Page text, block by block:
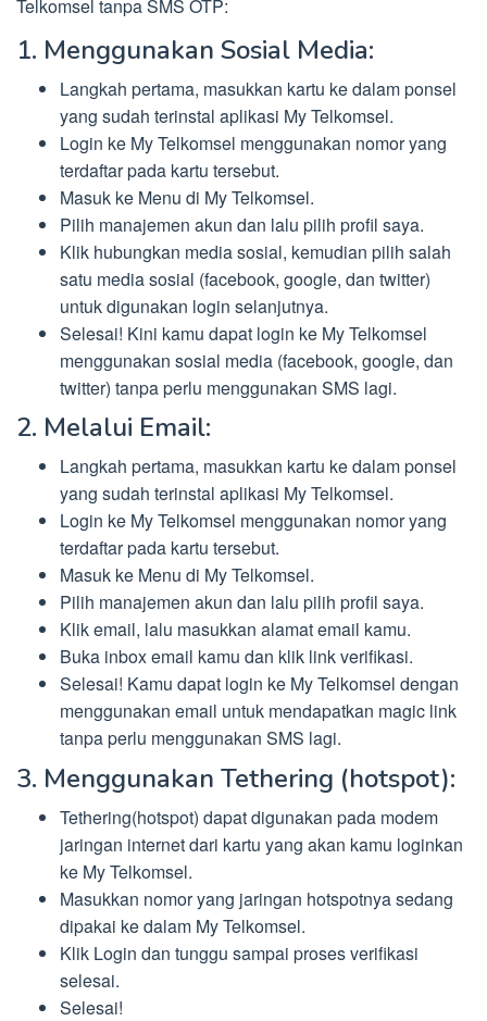
Telkomsel tanpa SMS OTP:
1. Menggunakan Sosial Media:
Langkah pertama, masukkan kartu ke dalam ponsel
yang sudah terinstal aplikasi My Telkomsel.
Login ke My Telkomsel menggunakan nomor yang
terdaftar pada kartu tersebut.
Masuk ke Menu di My Telkomsel.
Pilih manajemen akun dan lalu pilih profil saya.
Klik hubungkan media sosial, kemudian pilih salah
satu media sosial (facebook, google, dan twitter)
untuk digunakan login selanjutnya.
Selesai! Kini kamu dapat login ke My Telkomsel
menggunakan sosial media (facebook, google, dan
twitter) tanpa perlu menggunakan SMS lagi.
2. Melalui Email:
Langkah pertama, masukkan kartu ke dalam ponsel
yang sudah terinstal aplikasi My Telkomsel.
Login ke My Telkomsel menggunakan nomor yang
terdaftar pada kartu tersebut.
Masuk ke Menu di My Telkomsel.
Pilih manajemen akun dan lalu pilih profil saya.
Klik email, lalu masukkan alamat email kamu.
Buka inbox email kamu dan klik link verifikasi.
Selesai! Kamu dapat login ke My Telkomsel dengan
menggunakan email untuk mendapatkan magic link
tanpa perlu menggunakan SMS lagi.
3. Menggunakan Tethering (hotspot):
Tethering(hotspot) dapat digunakan pada modem
jaringan internet dari kartu yang akan kamu loginkan
ke My Telkomsel.
Masukkan nomor yang jaringan hotspotnya sedang
dipakai ke dalam My Telkomsel.
Klik Login dan tunggu sampai proses verifikasi
selesai.
Selesai!